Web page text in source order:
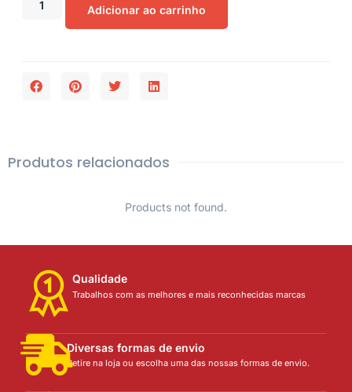
Adicionar ao carrinho
Produtos relacionados
Products not found.
Qualidade
Trabalhos com as melhores e mais reconhecidas marcas
Diversas formas de envio
Retire na loja ou escolha uma das nossas formas de envio.